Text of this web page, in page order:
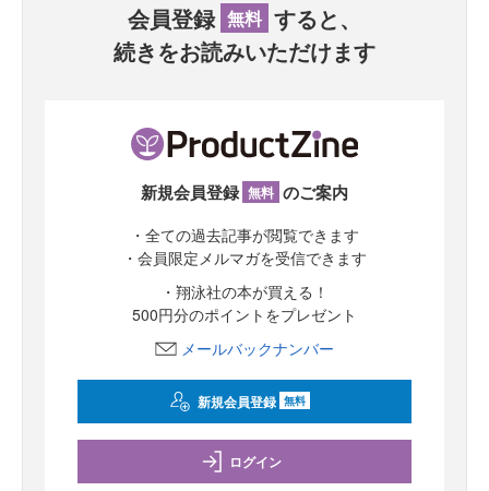
会員登録 無料 すると、
続きをお読みいただけます
新規会員登録 無料 のご案内
・全ての過去記事が閲覧できます
・会員限定メルマガを受信できます
・翔泳社の本が買える！
500円分のポイントをプレゼント
メールバックナンバー
新規会員登録 無料
ログイン